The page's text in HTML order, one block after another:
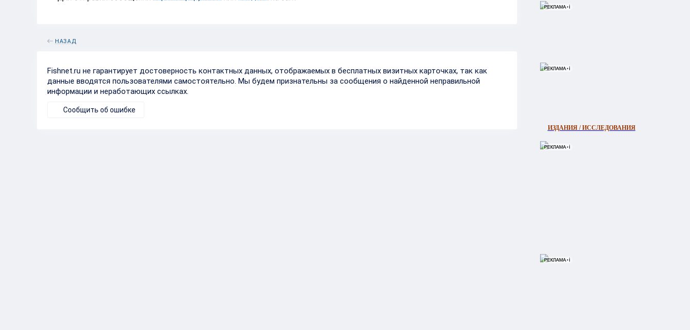
НАЗАД
Fishnet.ru не гарантирует достоверность контактных данных, отображаемых в бесплатных визитных карточках, так как
данные вводятся пользователями самостоятельно. Мы будем признательны за сообщения о найденной неправильной
информации и неработающих ссылках.
Сообщить об ошибке
ИЗДАНИЯ / ИССЛЕДОВАНИЯ